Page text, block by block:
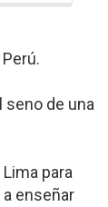
Perú.
seno de una
para
enseñar